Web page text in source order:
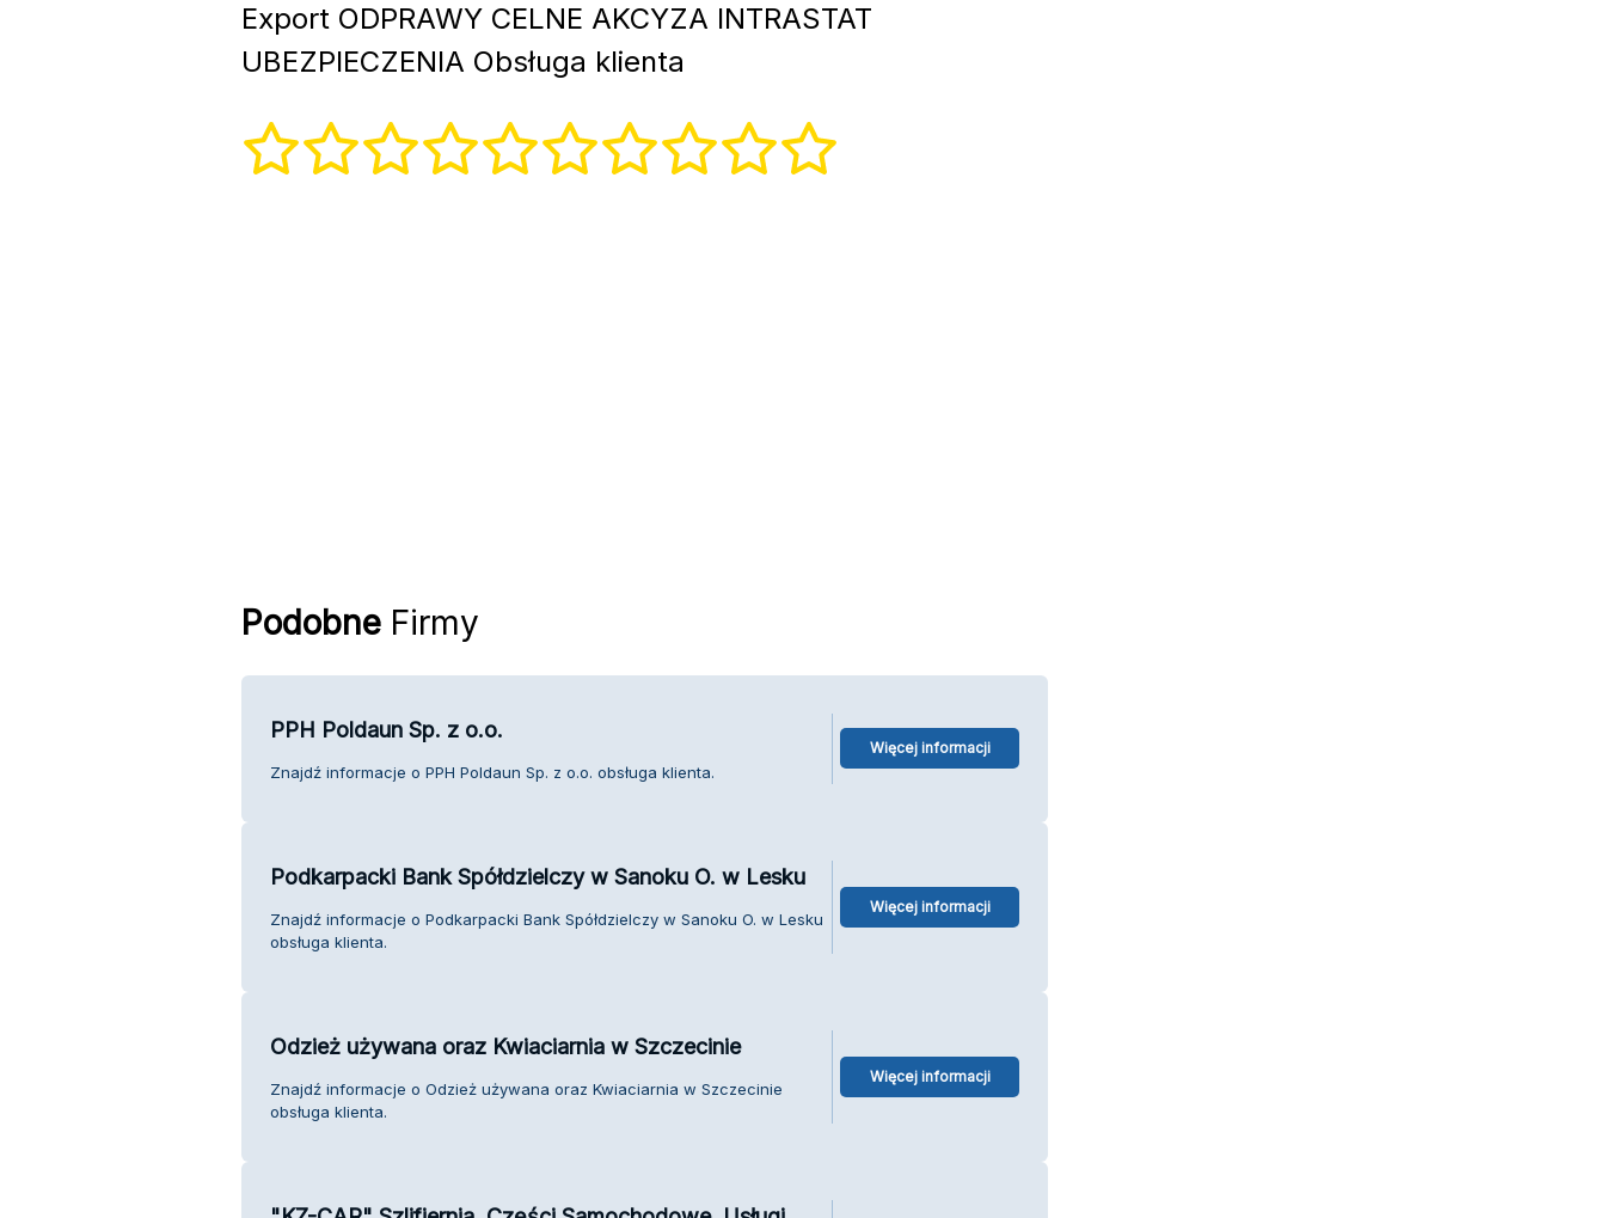
Export ODPRAWY CELNE AKCYZA INTRASTAT
UBEZPIECZENIA Obsługa klienta
PodobneFirmy
PPH Poldaun Sp. z o.o.
Znajdź informacje o PPH Poldaun Sp. z o.o. obsługa klienta.
Więcej informacji
Podkarpacki Bank Spółdzielczy w Sanoku O. w Lesku
Znajdź informacje o Podkarpacki Bank Spółdzielczy w Sanoku O. w Lesku
obsługa klienta.
Więcej informacji
Odzież używana oraz Kwiaciarnia w Szczecinie
Znajdź informacje o Odzież używana oraz Kwiaciarnia w Szczecinie
obsługa klienta.
Więcej informacji